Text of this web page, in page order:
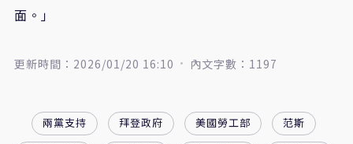
面。」
更新時間：2026/01/20 16:10 內文字數：1197
兩黨支持 拜登政府 美國勞工部
范斯